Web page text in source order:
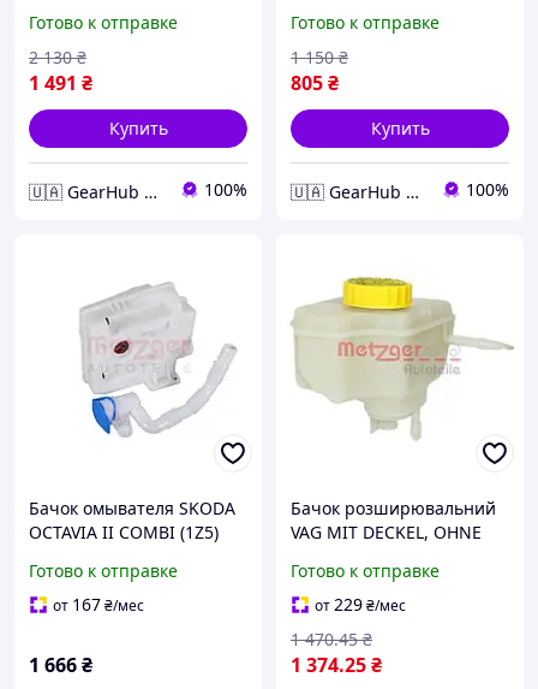
Готово к отправке
1 491 ₴
2 130 ₴
Купить
🇺🇦 GearHub 🇺🇦 100%
05 2140184
Готово к отправке
805₴
1 150 ₴
Купить
🇺🇦 GearHub 🇺🇦 100%
Бачок омывателя SKODA
OCTAVIA II COMBI (1Z5)
2141014
Готово к отправке
от 167₴/мес
1 666₴
Бачок розширювальний
VAG MIT DECKEL, OHNE
Готово к отправке
от229₴/мес
1 374.25₴
1 470.45 ₴